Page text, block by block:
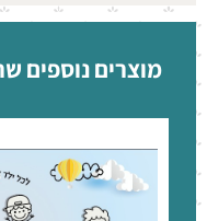
מוצרים נוספים